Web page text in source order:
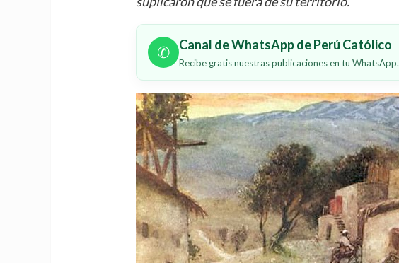
✆ Canal de WhatsApp de Perú Católico
Recibe gratis nuestras publicaciones en tu WhatsApp.